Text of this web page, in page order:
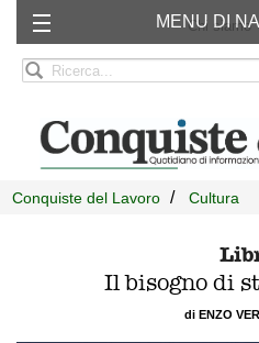
Chi siamo
MENU DI
Conquiste del Lavoro Cultura
Il bisogno di
di ENZO